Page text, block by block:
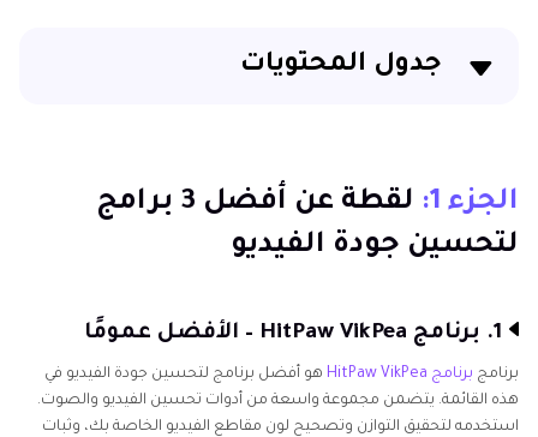
جدول المحتويات
الجزء 2: كيفية اختيار أفضل برنامج لتحسين جودة الفيديو
3. أفضل 15 برنامج لتحسين جودة الفيديو بتقنية الذكاء
الجزء 3: لماذا يعتبر HitPaw VikPea أفضل برنامج لتحسين
الجزء 4: ملخص لتحسين الفيديوهات
الجزء 1:
لقطة عن أفضل 3 برامج
لتحسين جودة الفيديو
1. برنامج HitPaw VikPea – الأفضل عمومًا
برنامج برنامج HitPaw VikPea
هو أفضل برنامج لتحسين جودة الفيديو في
هذه القائمة. يتضمن مجموعة واسعة من أدوات تحسين الفيديو والصوت.
استخدمه لتحقيق التوازن وتصحيح لون مقاطع الفيديو الخاصة بك، وثبات